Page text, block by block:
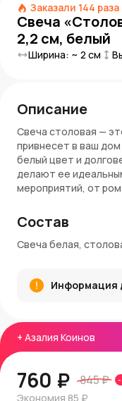
Заказали 144 раза
Свеча
2,2 см, белый
Ширина: ~ 2 см
+ Азалия Коинов
760 ₽ 845 ₽ -
Экономия 85 ₽
Описание
Свеча столовая —
привнесет в ваш
белый цвет и
делают ее
мероприятий, от
Преимущества:
Классический
позволяет
Размеры свечи:
Информация о
Вы можете
купить
AzaliaNow
Состав
Свеча белая,
Информация